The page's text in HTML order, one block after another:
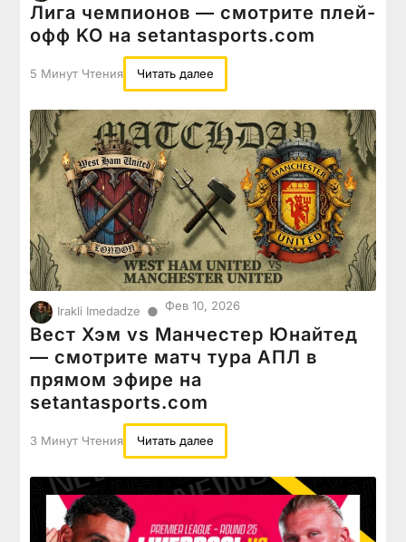
Лига чемпионов — смотрите плей-
офф KO на setantasports.com
5 Минут Чтения Читать далее
Irakli Imedadze ● Фев 10, 2026
Вест Хэм vs Манчестер Юнайтед
— смотрите матч тура АПЛ в
прямом эфире на
setantasports.com
3 Минут Чтения Читать далее